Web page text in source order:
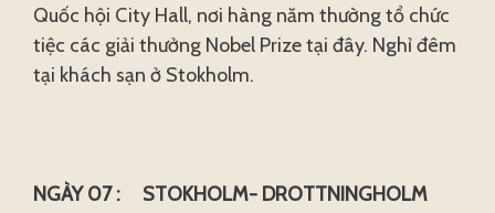
Quốc hội City Hall, nơi hàng năm thường tổ chức
tiệc các giải thưởng Nobel Prize tại đây. Nghỉ đêm
tại khách sạn ở Stokholm.
NGÀY 07 : STOKHOLM- DROTTNINGHOLM